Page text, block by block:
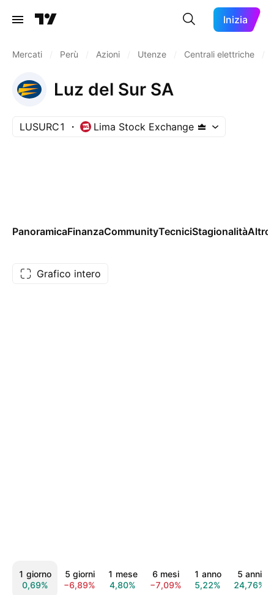
Inizia
Mercati Perù Azioni Utenze Centrali elettriche
Luz del Sur SA
LUSURC1 Lima Stock Exchange
PanoramicaFinanzaCommunityTecniciStagionalitàAltro
Grafico intero
1 giorno
0,69%
5 giorni
−6,89%
1 mese
4,80%
6 mesi
−7,09%
1 anno
5,22%
5 anni
24,76%